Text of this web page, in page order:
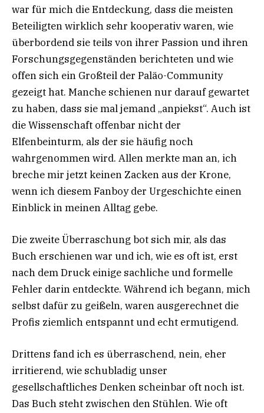
war für mich die Entdeckung, dass die meisten
Beteiligten wirklich sehr kooperativ waren, wie
überbordend sie teils von ihrer Passion und ihren
Forschungsgegenständen berichteten und wie
offen sich ein Großteil der Paläo-Community
gezeigt hat. Manche schienen nur darauf gewartet
zu haben, dass sie mal jemand „anpiekst“. Auch ist
die Wissenschaft offenbar nicht der
Elfenbeinturm, als der sie häufig noch
wahrgenommen wird. Allen merkte man an, ich
breche mir jetzt keinen Zacken aus der Krone,
wenn ich diesem Fanboy der Urgeschichte einen
Einblick in meinen Alltag gebe.
Die zweite Überraschung bot sich mir, als das
Buch erschienen war und ich, wie es oft ist, erst
nach dem Druck einige sachliche und formelle
Fehler darin entdeckte. Während ich begann, mich
selbst dafür zu geißeln, waren ausgerechnet die
Profis ziemlich entspannt und echt ermutigend.
Drittens fand ich es überraschend, nein, eher
irritierend, wie schubladig unser
gesellschaftliches Denken scheinbar oft noch ist.
Das Buch steht zwischen den Stühlen. Wie oft